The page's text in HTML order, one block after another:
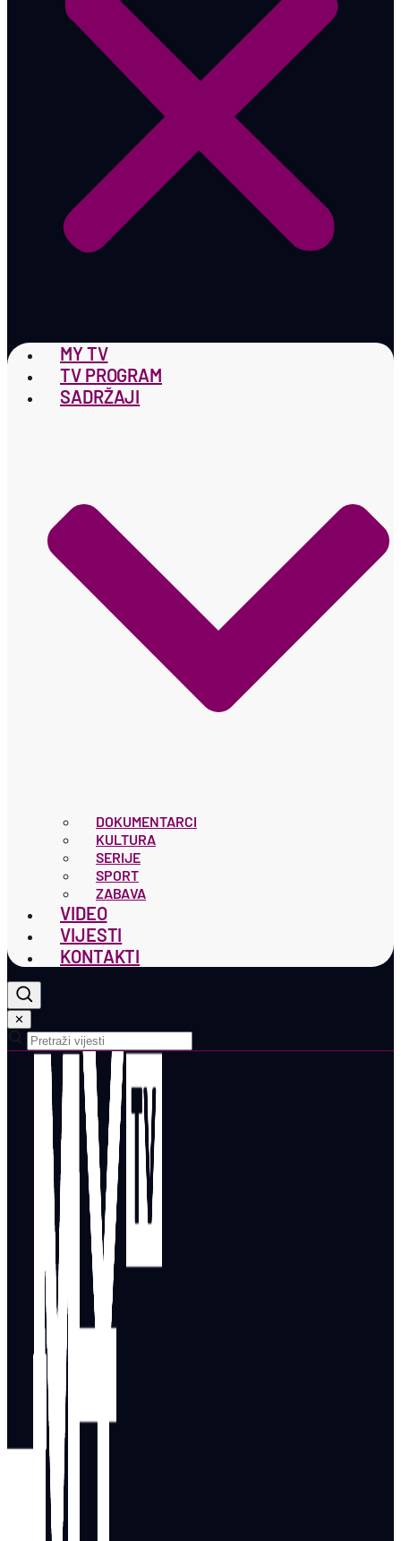
MY TV
TV PROGRAM
SADRŽAJI
DOKUMENTARCI
KULTURA
SERIJE
SPORT
ZABAVA
VIDEO
VIJESTI
KONTAKTI
✕